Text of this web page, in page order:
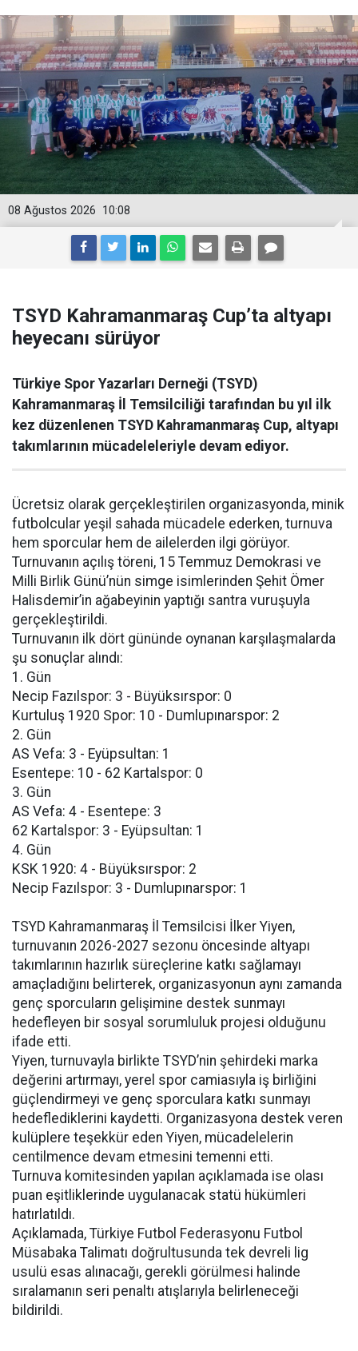
10:08
08 Ağustos 2026
TSYD Kahramanmaraş Cup’ta altyapı
heyecanı sürüyor
Türkiye Spor Yazarları Derneği (TSYD)
Kahramanmaraş İl Temsilciliği tarafından bu yıl ilk
kez düzenlenen TSYD Kahramanmaraş Cup, altyapı
takımlarının mücadeleleriyle devam ediyor.
Ücretsiz olarak gerçekleştirilen organizasyonda, minik
futbolcular yeşil sahada mücadele ederken, turnuva
hem sporcular hem de ailelerden ilgi görüyor.
Turnuvanın açılış töreni, 15 Temmuz Demokrasi ve
Milli Birlik Günü’nün simge isimlerinden Şehit Ömer
Halisdemir’in ağabeyinin yaptığı santra vuruşuyla
gerçekleştirildi.
Turnuvanın ilk dört gününde oynanan karşılaşmalarda
şu sonuçlar alındı:
1. Gün
Necip Fazılspor: 3 - Büyüksırspor: 0
Kurtuluş 1920 Spor: 10 - Dumlupınarspor: 2
2. Gün
AS Vefa: 3 - Eyüpsultan: 1
Esentepe: 10 - 62 Kartalspor: 0
3. Gün
AS Vefa: 4 - Esentepe: 3
62 Kartalspor: 3 - Eyüpsultan: 1
4. Gün
KSK 1920: 4 - Büyüksırspor: 2
Necip Fazılspor: 3 - Dumlupınarspor: 1
TSYD Kahramanmaraş İl Temsilcisi İlker Yiyen,
turnuvanın 2026-2027 sezonu öncesinde altyapı
takımlarının hazırlık süreçlerine katkı sağlamayı
amaçladığını belirterek, organizasyonun aynı zamanda
genç sporcuların gelişimine destek sunmayı
hedefleyen bir sosyal sorumluluk projesi olduğunu
ifade etti.
Yiyen, turnuvayla birlikte TSYD’nin şehirdeki marka
değerini artırmayı, yerel spor camiasıyla iş birliğini
güçlendirmeyi ve genç sporculara katkı sunmayı
hedeflediklerini kaydetti. Organizasyona destek veren
kulüplere teşekkür eden Yiyen, mücadelelerin
centilmence devam etmesini temenni etti.
Turnuva komitesinden yapılan açıklamada ise olası
puan eşitliklerinde uygulanacak statü hükümleri
hatırlatıldı.
Açıklamada, Türkiye Futbol Federasyonu Futbol
Müsabaka Talimatı doğrultusunda tek devreli lig
usulü esas alınacağı, gerekli görülmesi halinde
sıralamanın seri penaltı atışlarıyla belirleneceği
bildirildi.